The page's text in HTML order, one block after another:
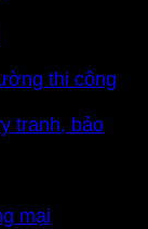
thi công
tranh, bảo
mại